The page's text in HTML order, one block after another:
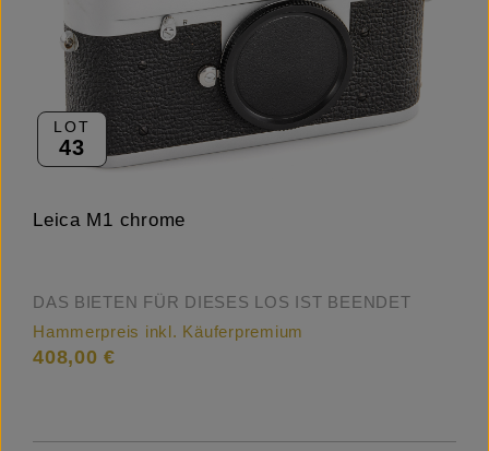
LOT
43
Leica M1 chrome
DAS BIETEN FÜR DIESES LOS IST BEENDET
Hammerpreis inkl. Käuferpremium
408,00 €